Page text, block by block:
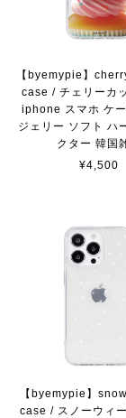
【byemypie】
case / チェリーカ
iphone スマホ ケ
ジェリー ソフト ハ
クター 韓国
¥4,500
【byemypie】
case / スノーウィ